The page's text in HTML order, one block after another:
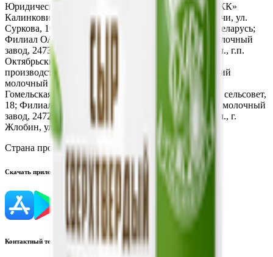
Юридический адрес:
Филиал ОАО «Рогачевский МКК»
Калинковичский молочный комбинат г. Калинковичи, ул.
Суркова, 10, 247710, Гомельская обл., Республика Беларусь;
Филиал ОАО «Рогачевский МКК» Октябрьский молочный
завод, 247319, Республика Беларусь, Гомельская обл., г.п.
Октябрьский, ул. К.Маркса, 30; Светлогорский
производственный участок филиала Калинковичский
молочный комбинат, 246284, Республика Беларусь,
Гомельская обл., Светлогорский р-н, Чирковичский сельсовет,
18; Филиал ОАО "Рогачевский МКК" Жлобинский молочный
завод, 247210, Республика Беларусь, Гомельская обл., г.
Жлобин, ул. Школьная, д. 10
Страна производства:
Республика Беларусь
Скачать приложение
Контактный телефон